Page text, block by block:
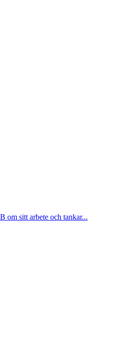
om sitt arbete och tankar...